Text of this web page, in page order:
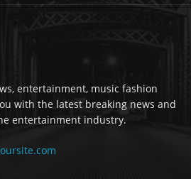
entertainment, music fashion
with the latest breaking news and
entertainment industry.